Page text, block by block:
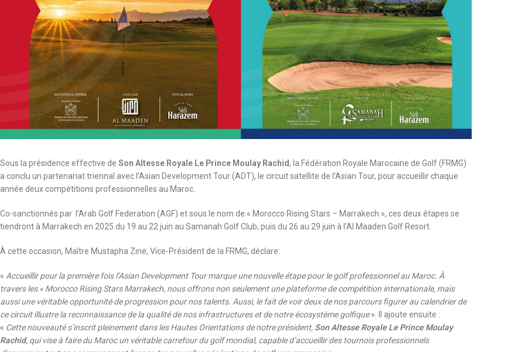
Sous la présidence effective de Son Altesse Royale Le Prince Moulay Rachid, la Fédération Royale Marocaine de Golf (FRMG)
a conclu un partenariat triennal avec l’Asian Development Tour (ADT), le circuit satellite de l’Asian Tour, pour accueillir chaque
année deux compétitions professionnelles au Maroc.
Co-sanctionnés par l’Arab Golf Federation (AGF) et sous le nom de « Morocco Rising Stars – Marrakech », ces deux étapes se
tiendront à Marrakech en 2025 du 19 au 22 juin au Samanah Golf Club, puis du 26 au 29 juin à l’Al Maaden Golf Resort.
À cette occasion, Maître Mustapha Zine, Vice-Président de la FRMG, déclare:
« Accueillir pour la première fois l’Asian Development Tour marque une nouvelle étape pour le golf professionnel au Maroc. À
travers les « Morocco Rising Stars Marrakech, nous offrons non seulement une plateforme de compétition internationale, mais
aussi une véritable opportunité de progression pour nos talents. Aussi, le fait de voir deux de nos parcours figurer au calendrier de
ce circuit illustre la reconnaissance de la qualité de nos infrastructures et de notre écosystème golfique». Il ajoute ensuite :
« Cette nouveauté s’inscrit pleinement dans les Hautes Orientations de notre président, Son Altesse Royale Le Prince Moulay
Rachid, qui vise à faire du Maroc un véritable carrefour du golf mondial, capable d’accueillir des tournois professionnels